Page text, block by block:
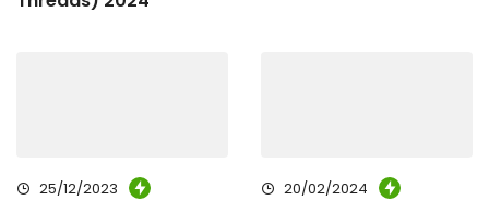
25/12/2023 20/02/2024